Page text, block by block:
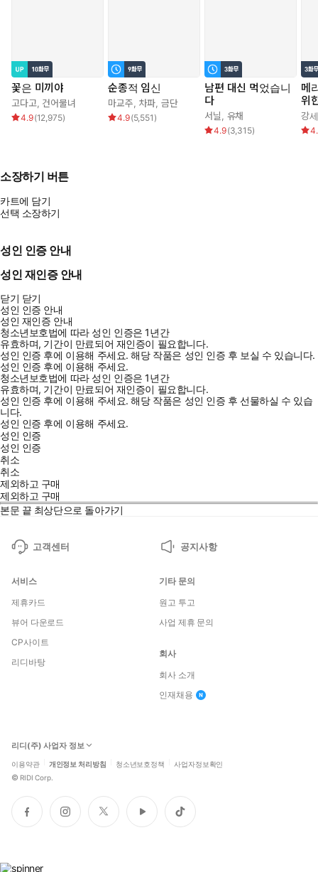
꽃은 미끼야
고다고, 건어물녀
4.9(12,975)
순종적 임신
마교주, 차파, 금단
4.9(5,551 )
남편 대신 먹었습니
다
서닐, 유채
4.9(3,315)
메
위
강
소장하기 버튼
카트에 담기
선택 소장하기
성인 인증 안내
성인 재인증 안내
닫기 닫기
성인 인증 안내
성인 재인증 안내
청소년보호법에 따라 성인 인증은 1년간
유효하며, 기간이 만료되어 재인증이 필요합니다.
성인 인증 후에 이용해 주세요.해당 작품은 성인 인증 후 보실 수 있습니다.
성인 인증 후에 이용해 주세요.
청소년보호법에 따라 성인 인증은 1년간
유효하며, 기간이 만료되어 재인증이 필요합니다.
성인 인증 후에 이용해 주세요.해당 작품은 성인 인증 후 선물하실 수 있습
니다.
성인 인증 후에 이용해 주세요.
성인 인증
성인 인증
취소
취소
제외하고 구매
제외하고 구매
본문 끝 최상단으로 돌아가기
고객센터 공지사항
서비스
제휴카드
뷰어 다운로드
CP사이트
리디바탕
기타 문의
원고 투고
사업 제휴 문의
회사
회사 소개
인재채용
리디(주) 사업자 정보
이용약관 개인정보 처리방침 청소년보호정책 사업자정보확인
© RIDI Corp.
페
이
인
스
트
위
유
튜
틱
톡